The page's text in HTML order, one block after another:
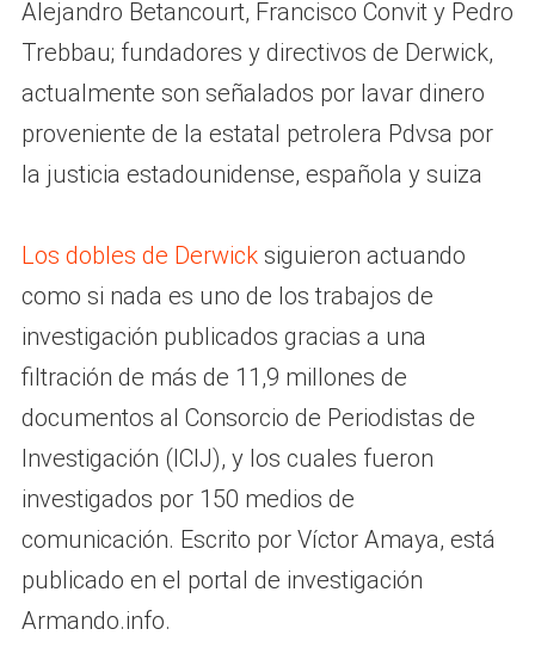
Alejandro Betancourt, Francisco Convit y Pedro
Trebbau; fundadores y directivos de Derwick,
actualmente son señalados por lavar dinero
proveniente de la estatal petrolera Pdvsa por
la justicia estadounidense, española y suiza
Los dobles de Derwicksiguieron actuando
como si nada es uno de los trabajos de
investigación publicados gracias a una
filtración de más de 11,9 millones de
documentos al Consorcio de Periodistas de
Investigación (ICIJ), y los cuales fueron
investigados por 150 medios de
comunicación. Escrito por Víctor Amaya, está
publicado en el portal de investigación
Armando.info.